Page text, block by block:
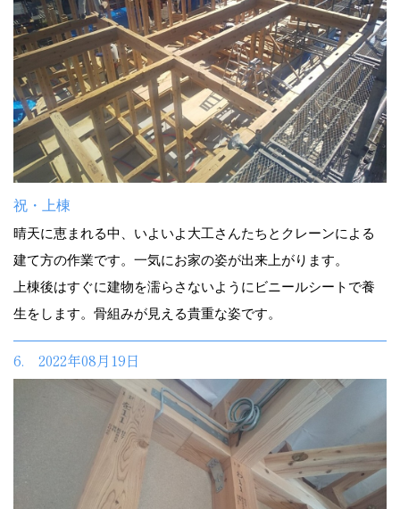
祝・上棟
晴天に恵まれる中、いよいよ大工さんたちとクレーンによる
建て方の作業です。一気にお家の姿が出来上がります。
上棟後はすぐに建物を濡らさないようにビニールシートで養
生をします。骨組みが見える貴重な姿です。
6. 2022年08月19日